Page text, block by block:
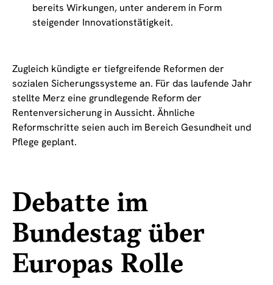
bereits Wirkungen, unter anderem in Form
steigender Innovationstätigkeit.
Zugleich kündigte er tiefgreifende Reformen der
sozialen Sicherungssysteme an. Für das laufende Jahr
stellte Merz eine grundlegende Reform der
Rentenversicherung in Aussicht. Ähnliche
Reformschritte seien auch im Bereich Gesundheit und
Pflege geplant.
Debatte im
Bundestag über
Europas Rolle